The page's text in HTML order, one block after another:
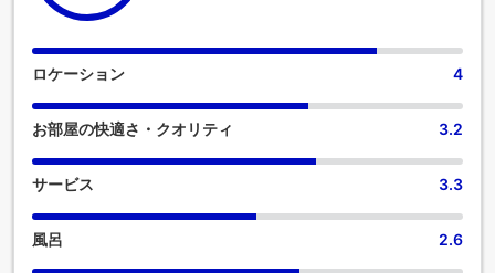
ロケーション 4
お部屋の快適さ・クオリティ 3.2
サービス 3.3
風呂 2.6